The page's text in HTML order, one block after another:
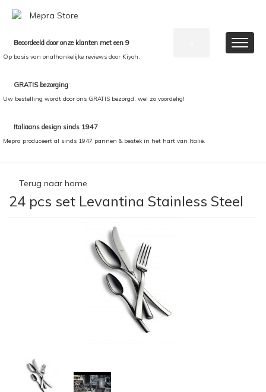
Beoordeeld door onze klanten met een 9
Op basis van onafhankelijke reviews door Kiyoh.
GRATIS bezorging
Uw bestelling wordt door ons GRATIS bezorgd, wel zo voordelig!
Italiaans design sinds 1947
Mepra produceert al sinds 1947 pannen & bestek in het hart van Italië.
Terug naar home
24 pcs set Levantina Stainless Steel